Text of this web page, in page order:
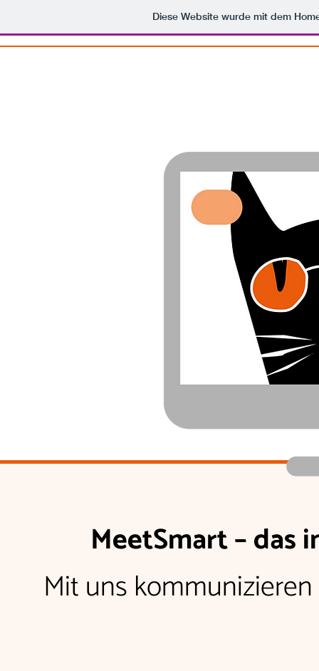
Diese Website wurde mit dem
MeetSmart –
Mit uns